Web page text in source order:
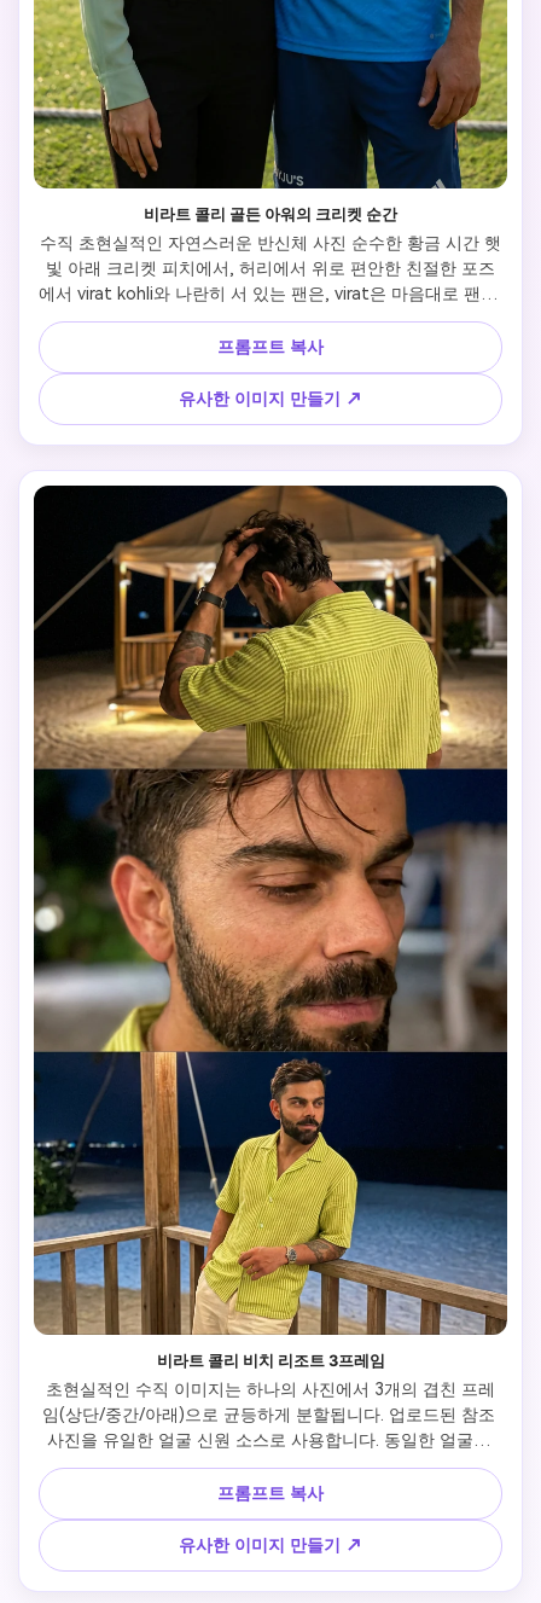
비라트 콜리 골든 아워의 크리켓 순간
수직 초현실적인 자연스러운 반신체 사진 순수한 황금 시간 햇
빛 아래 크리켓 피치에서, 허리에서 위로 편안한 친절한 포즈
에서 virat kohli와 나란히 서 있는 팬은, virat은 마음대로 팬의
어깨 위에 한 팔을 드레이어, 두 사람은 진정한 따뜻한 자연스
러운 미소로 카메라를 직접 바라보고, 쉽게 진정한 상호작용을
하고, virat은 파란색 인도 no를 입고 있다. 원단과 피부에 부드
러운 자연적인 햇빛을 가진 18 테스트 유니폼, 알림 하킨 2026
클래식 날카로운 측면 페이드 볼륨 키프 헤어 스타일 텍스처
상단 날카로운 페이드, 완벽하게 연결된 완전한 수염과 수염을
동기화한 스타일, 매력적인 자신감 있는 표정, 부드러운 따뜻
한 황금 햇빛의 측면 조명, 얼굴과 상체에 부드러운 자연적인
하이라이트와 미묘한 그림자, 사실적인 질감과 미묘한 이슬을
채우는 하부 프레임, 크림의 꿈의 보케에 있는 먼 경기장 스탠
드, 백색 피치 라인은 피부에 미묘한 선을 제공한다, 85mm
f/2.8 또는 50mm f/2 자연적인 투시 크림의 보케의 깊이 구성,
초사실적인 피부 모공 자연적인 빛의 땀의 광택, 코dak 포르트
라 400 에뮬레이션 미묘한 가벼운 곡물, 순수 자연적인 일광,
순수 자연적인 일광, 인공 조명 없음, 불꽃 없음, 안개 없음, 셀
카 없음, 전화 없음, 강제 포즈 없음, 클로즈업 타이트 작물 없
음.
프롬프트 복사
유사한 이미지 만들기 ↗
비라트 콜리 비치 리조트 3프레임
초현실적인 수직 이미지는 하나의 사진에서 3개의 겹친 프레
임(상단/중간/아래)으로 균등하게 분할됩니다. 업로드된 참조
사진을 유일한 얼굴 신원 소스로 사용합니다. 동일한 얼굴은
동일한 사람, 동일한 얼굴 구조, 동일한 피부 질감, 동일한 수
염, 동일한 헤어라인 등 세 개의 프레임에 모두 나타나야 합니
다. 제 실제 얼굴을 모든 프레임에서 100% 동일하게 유지하십
시오. 미화도 없고, 얼굴 교환도 없습니다. 위치 및 배경: 현대
적인 야외 리조트의 야간 개방 해변, 배경에 따뜻한 불빛이 빛
나는 나무 텐트, 짙은 파란색 밤하늘, 편안한 해변 분위기, 자연
프롬프트 복사
유사한 이미지 만들기 ↗